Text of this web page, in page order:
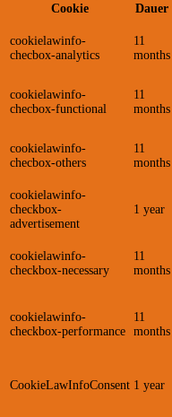
Cookie
Dauer
cookielawinfo-
checbox-analytics
11
months
cookielawinfo-
checbox-functional
11
months
cookielawinfo-
checbox-others
11
months
cookielawinfo-
checkbox-
advertisement
1 year
cookielawinfo-
checkbox-necessary
11
months
cookielawinfo-
checkbox-performance
11
months
CookieLawInfoConsent 1 year